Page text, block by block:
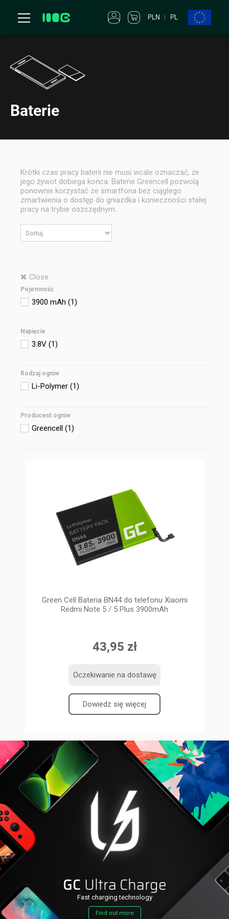
PLN PL
Baterie
Krótki czas pracy baterii nie musi wcale oznaczać, że
jego żywot dobiega końca. Baterie Greencell pozwolą
ponownie korzystać ze smartfona bez ciągłego
zmartwienia o dostęp do gniazdka i konieczności stałej
pracy na trybie oszczędnym.
Close
Pojemność
3900 mAh (1)
Napięcie
3.8V (1)
Rodzaj ogniw
Li-Polymer (1)
Producent ogniw
Greencell (1)
Green Cell Bateria BN44 do telefonu Xiaomi
Redmi Note 5 / 5 Plus 3900mAh
43,95 zł
Oczekiwanie na dostawę
Dowiedz się więcej
GC Ultra Charge
Fast charging technology
Find out more